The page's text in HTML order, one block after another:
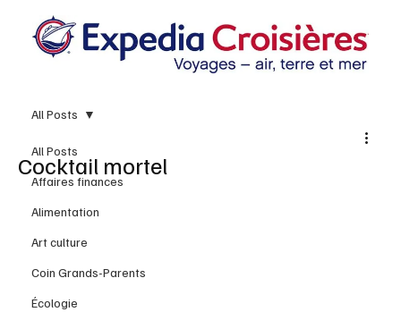
All Posts
Affaires finances
Alimentation
Art culture
Coin Grands-Parents
Écologie
All Posts
Cocktail mortel